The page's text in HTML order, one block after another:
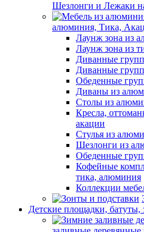
Шезлонги и Лежаки
алюминия, Тика,
Лаунж зона из
Лаунж зона из
Диванные
Диванные
Обеденные
Диваны из
Столы из
Кресла,
акации
Стулья из
Шезлонги из
Обеденные
Кофейные
тика, алюминия
Коллекции
Детские площадки, батуты,